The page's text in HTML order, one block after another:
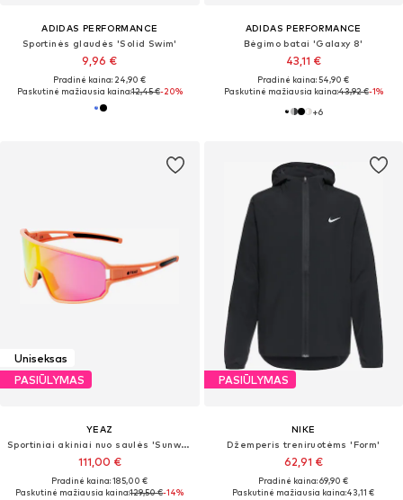
ADIDAS PERFORMANCE
Sportinės glaudės 'Solid Swim'
9,96 €
Pradinė kaina: 24,90 €
Paskutinė mažiausia kaina:12,45 €-20%
ADIDAS PERFORMANCE
Bėgimo batai 'Galaxy 8'
43,11 €
Pradinė kaina: 54,90 €
Paskutinė mažiausia kaina:43,92 €-1%
+6
Uniseksas
PASIŪLYMAS
YEAZ
Sportiniai akiniai nuo saulės 'Sunwave'
111,00 €
Pradinė kaina: 185,00 €
Paskutinė mažiausia kaina:129,50 €-14%
PASIŪLYMAS
NIKE
Džemperis treniruotėms 'Form'
62,91 €
Pradinė kaina: 69,90 €
Paskutinė mažiausia kaina:43,11 €